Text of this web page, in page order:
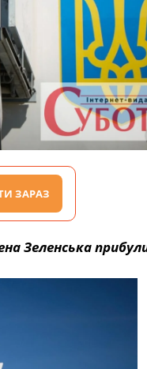
ЗАРАЗ
Зеленська